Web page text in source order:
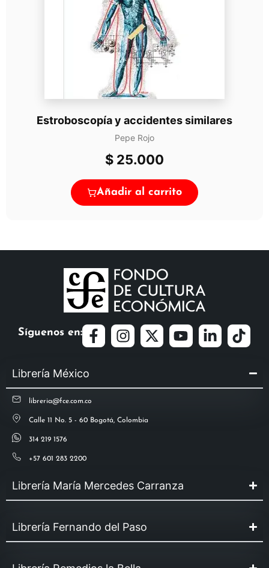
Estroboscopía y accidentes similares
Pepe Rojo
$ 25.000
Añadir al carrito
Síguenos en:
Librería México
libreria@fce.com.co
Calle 11 No. 5 - 60 Bogotá, Colombia
314 219 1576
+57 601 283 2200
Librería María Mercedes Carranza
Librería Fernando del Paso